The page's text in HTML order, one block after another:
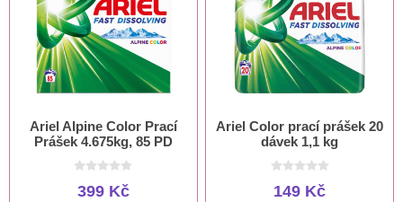
Ariel Alpine Color Prací
Prášek 4.675kg, 85 PD
399 Kč
Ariel Color prací prášek 20
dávek 1,1 kg
149 Kč